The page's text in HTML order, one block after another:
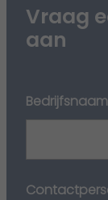
Vraag
aan
Bedrijfsnaam